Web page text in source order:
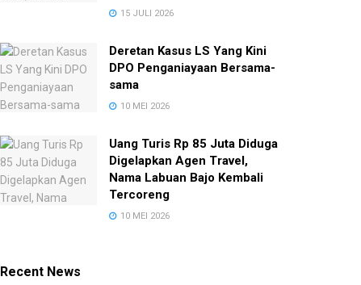
15 JULI 2026
Deretan Kasus LS Yang Kini
DPO Penganiayaan Bersama-
sama
10 MEI 2026
Uang Turis Rp 85 Juta Diduga
Digelapkan Agen Travel,
Nama Labuan Bajo Kembali
Tercoreng
10 MEI 2026
Recent News